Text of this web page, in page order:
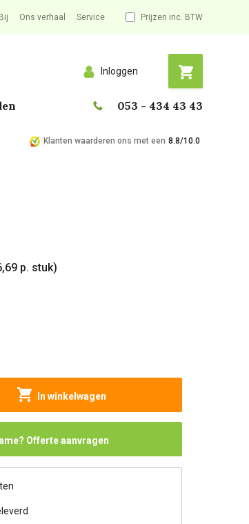
Ons verhaal Service Prijzen inc. BTW
Inloggen
053 - 434 43 43
Klanten waarderen ons met een 8.8/10.0
p. stuk)
In winkelwagen
Offerte aanvragen